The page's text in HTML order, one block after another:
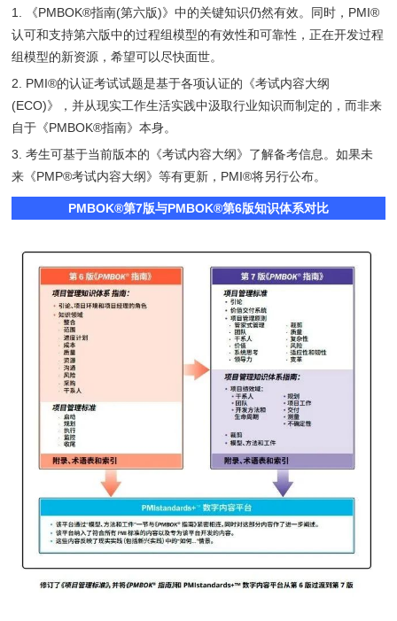
1. 《PMBOK®指南(第六版)》中的关键知识仍然有效。同时，PMI®
认可和支持第六版中的过程组模型的有效性和可靠性，正在开发过程
组模型的新资源，希望可以尽快面世。
2. PMI®的认证考试试题是基于各项认证的《考试内容大纲
(ECO)》，并从现实工作生活实践中汲取行业知识而制定的，而非来
自于《PMBOK®指南》本身。
3. 考生可基于当前版本的《考试内容大纲》了解备考信息。如果未
来《PMP®考试内容大纲》等有更新，PMI®将另行公布。
PMBOK®第7版与PMBOK®第6版知识体系对比